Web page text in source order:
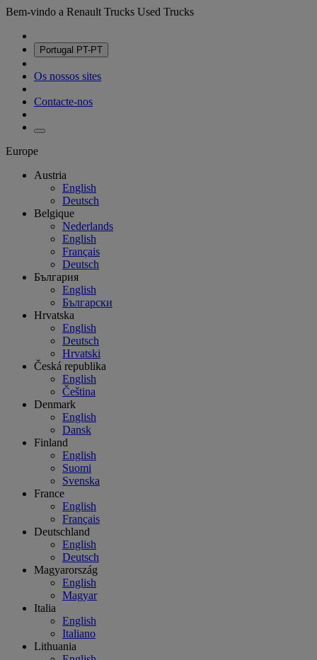
Bem-vindo a Renault Trucks Used Trucks
Portugal PT-PT
Os nossos sites
Contacte-nos
Europe
Austria
English
Deutsch
Belgique
Nederlands
English
Français
Deutsch
България
English
Български
Hrvatska
English
Deutsch
Hrvatski
Česká republika
English
Čeština
Denmark
English
Dansk
Finland
English
Suomi
Svenska
France
English
Français
Deutschland
English
Deutsch
Magyarország
English
Magyar
Italia
English
Italiano
Lithuania